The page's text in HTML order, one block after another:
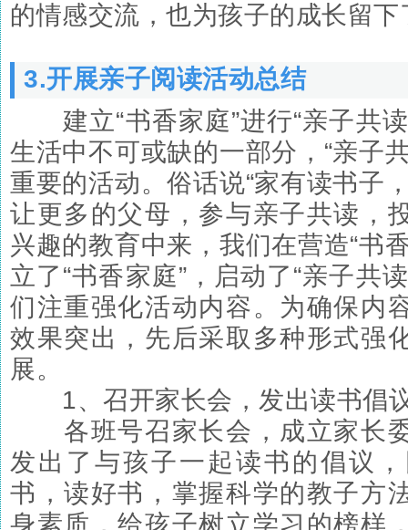
的情感交流，也为孩子的成长留
3.开展亲子阅读活动总结
建立“书香家庭”进行“亲子共读
生活中不可或缺的一部分，“亲子
重要的活动。俗话说“家有读书子
让更多的父母，参与亲子共读，
兴趣的教育中来，我们在营造“书
立了“书香家庭”，启动了“亲子共
们注重强化活动内容。为确保内
效果突出，先后采取多种形式强
展。
1、召开家长会，发出读书倡
各班号召家长会，成立家长
发出了与孩子一起读书的倡议
书，读好书，掌握科学的教子方
身素质，给孩子树立学习的榜样